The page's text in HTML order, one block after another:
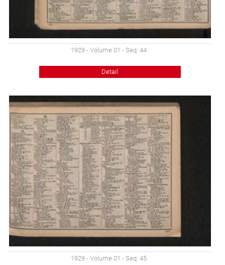
1929 - Volume 01 - Seq: 44
Detail
1929 - Volume 01 - Seq: 45